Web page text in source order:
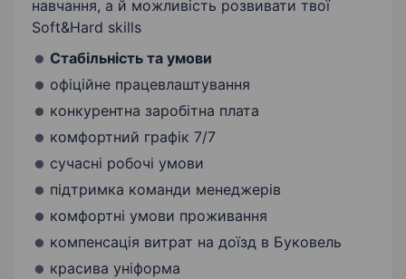
навчання, а й можливість розвивати твої
Soft&Hard skills
Стабільність та умови
офіційне працевлаштування
конкурентна заробітна плата
комфортний графік 7/7
сучасні робочі умови
підтримка команди менеджерів
комфортні умови проживання
компенсація витрат на доїзд в Буковель
красива уніформа